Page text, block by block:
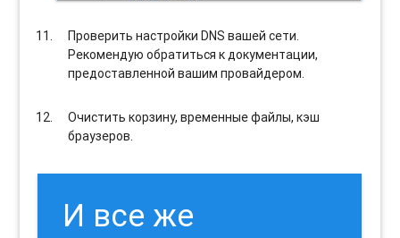
Проверить настройки DNS вашей сети.
Рекомендую обратиться к документации,
предоставленной вашим провайдером.
Очистить корзину, временные файлы, кэш
браузеров.
И все же